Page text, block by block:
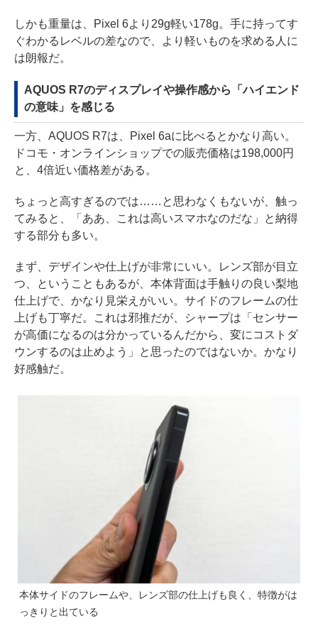
しかも重量は、Pixel 6より29g軽い178g。手に持ってす
ぐわかるレベルの差なので、より軽いものを求める人に
は朗報だ。
AQUOS R7のディスプレイや操作感から「ハイエンド
の意味」を感じる
一方、AQUOS R7は、Pixel 6aに比べるとかなり高い。
ドコモ・オンラインショップでの販売価格は198,000円
と、4倍近い価格差がある。
ちょっと高すぎるのでは……と思わなくもないが、触っ
てみると、「ああ、これは高いスマホなのだな」と納得
する部分も多い。
まず、デザインや仕上げが非常にいい。レンズ部が目立
つ、ということもあるが、本体背面は手触りの良い梨地
仕上げで、かなり見栄えがいい。サイドのフレームの仕
上げも丁寧だ。これは邪推だが、シャープは「センサー
が高価になるのは分かっているんだから、変にコストダ
ウンするのは止めよう」と思ったのではないか。かなり
好感触だ。
本体サイドのフレームや、レンズ部の仕上げも良く、特徴がは
っきりと出ている